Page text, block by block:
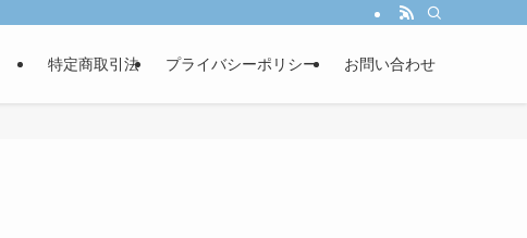
、あなたの事業成長を戦略的パートナーとして伴走サポートします。
特定商取引法 プライバシーポリシー お問い合わせ